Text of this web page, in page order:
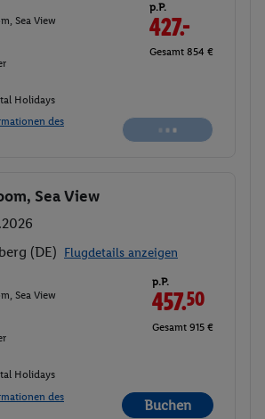
Sea View
p.P.
427.50
Gesamt 855 €
Holidays
des
Buchen
Sea View
(DE) Flugdetails anzeigen
Sea View
p.P.
457.50
Gesamt 915 €
Holidays
des
Buchen